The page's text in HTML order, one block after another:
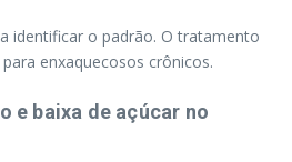
identificar o padrão. O tratamento
enxaquecosos crônicos.
e baixa de açúcar no